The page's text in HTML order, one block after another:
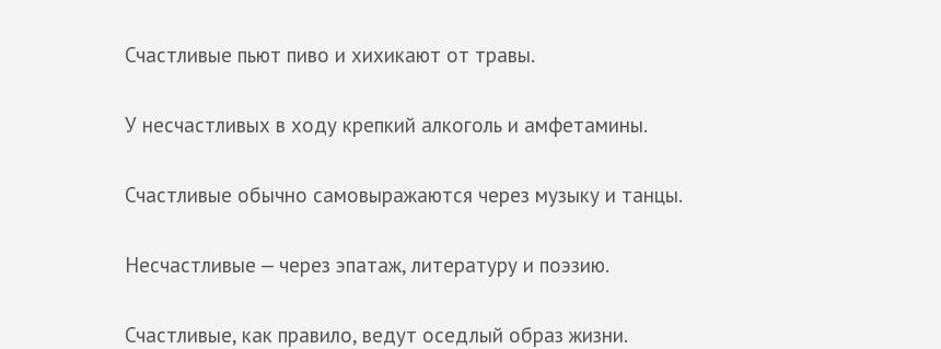
Счастливые пьют пиво и хихикают от травы.
У несчастливых в ходу крепкий алкоголь и амфетамины.
Счастливые обычно самовыражаются через музыку и танцы.
Несчастливые — через эпатаж, литературу и поэзию.
Счастливые, как правило, ведут оседлый образ жизни.